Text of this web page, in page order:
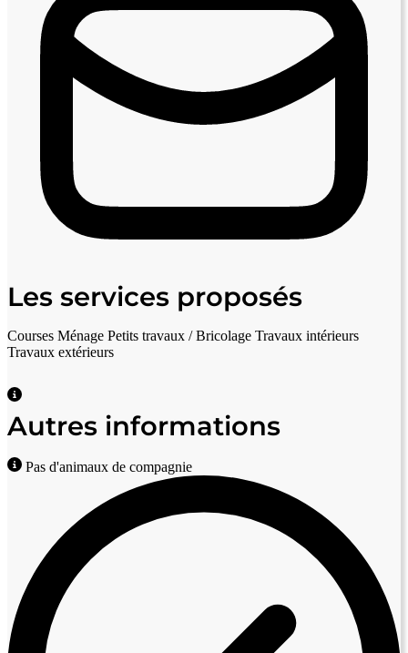
Les services proposés
Courses Ménage Petits travaux / Bricolage Travaux intérieurs
Travaux extérieurs
Autres informations
Pas d'animaux de compagnie